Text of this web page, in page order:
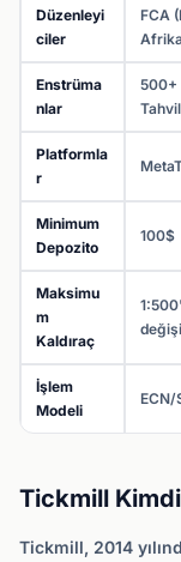
Düzenleyi
ciler
FCA
Enstrüma
nlar
500+
Platformla
r
Minimum
Depozito
100$
Maksimu
m
Kaldıraç
İşlem
Modeli
ECN/
Tickmill
Tickmill, 2014